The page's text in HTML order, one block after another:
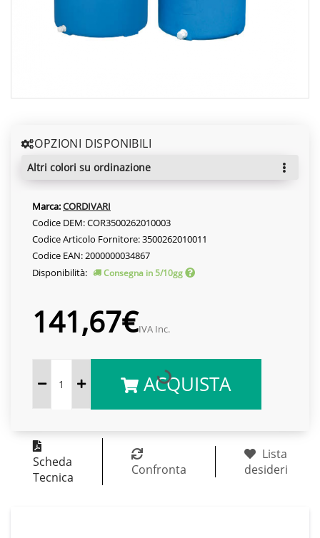
OPZIONI DISPONIBILI
altri colori su ordinazione
Marca:CORDIVARI
Codice DEM: COR3500262010003
Codice Articolo Fornitore: 3500262010011
Codice EAN: 2000000034867
Disponibilità:
Consegna in 5/10gg
141,67€IVA Inc.
ACQUISTA
Scheda
Tecnica
Confronta
Lista
desideri